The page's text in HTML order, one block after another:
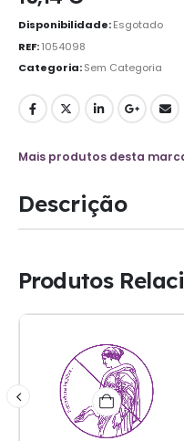
Disponibilidade:Esgotado
REF:1054098
Categoria:Sem Categoria
Mais produtos desta
Descrição
Produtos